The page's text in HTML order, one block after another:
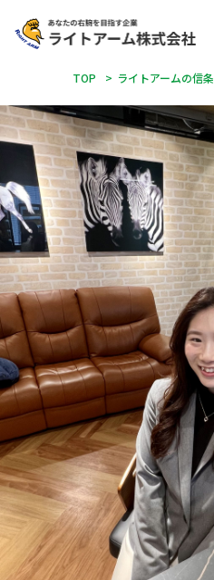
TOP > ライトアームの信条